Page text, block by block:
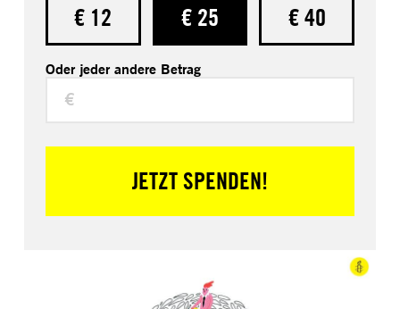
€ 12 € 25 € 40
Oder jeder andere Betrag
€